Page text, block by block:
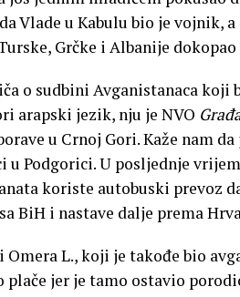
Vlade u Kabulu bio je vojnik,
Grčke i Albanije dokopao
o sudbini Avganistanaca
arapski jezik, nju je NVO
u Crnoj Gori. Kaže nam
u Podgorici. U posljednje
koriste autobuski prevoz
BiH i nastave dalje prema
Omera L., koji je takođe bio
plače jer je tamo ostavio